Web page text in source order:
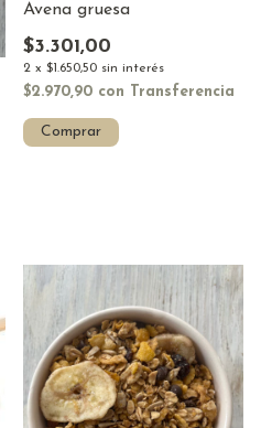
Avena gruesa
$3.301,00
2 x $1.650,50 sin interés
$2.970,90 con Transferencia
Comprar